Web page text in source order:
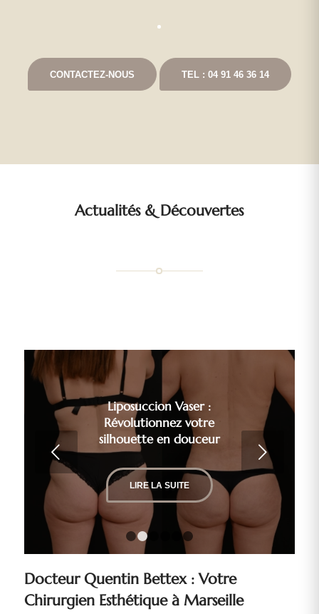
CONTACTEZ-NOUS TEL : 04 91 46 36 14
Actualités & Découvertes
Liposuccion Vaser :
Révolutionnez votre
silhouette en douceur
LIRE LA SUITE
Suivant
Docteur Quentin Bettex : Votre
Chirurgien Esthétique à Marseille